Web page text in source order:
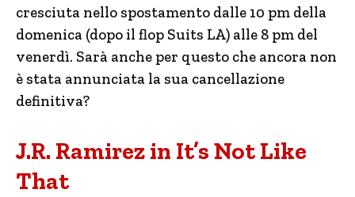
cresciuta nello spostamento dalle 10 pm della
domenica (dopo il flop Suits LA) alle 8 pm del
venerdì. Sarà anche per questo che ancora non
è stata annunciata la sua cancellazione
definitiva?
J.R. Ramirez in It’s Not Like
That